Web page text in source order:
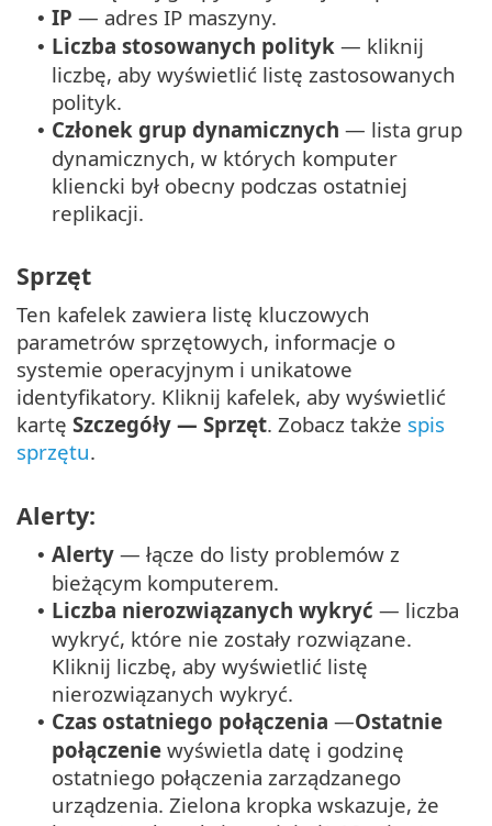
• IP — adres IP maszyny.
• Liczba stosowanych polityk — kliknij
liczbę, aby wyświetlić listę zastosowanych
polityk.
• Członek grup dynamicznych — lista grup
dynamicznych, w których komputer
kliencki był obecny podczas ostatniej
replikacji.
Sprzęt
Ten kafelek zawiera listę kluczowych
parametrów sprzętowych, informacje o
systemie operacyjnym i unikatowe
identyfikatory. Kliknij kafelek, aby wyświetlić
kartę Szczegóły — Sprzęt. Zobacz także spis
sprzętu.
Alerty:
• Alerty — łącze do listy problemów z
bieżącym komputerem.
• Liczba nierozwiązanych wykryć — liczba
wykryć, które nie zostały rozwiązane.
Kliknij liczbę, aby wyświetlić listę
nierozwiązanych wykryć.
• Czas ostatniego połączenia —Ostatnie
połączenie wyświetla datę i godzinę
ostatniego połączenia zarządzanego
urządzenia. Zielona kropka wskazuje, że